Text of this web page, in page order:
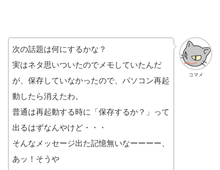
コマメ
次の話題は何にするかな？
実はネタ思いついたのでメモしていたんだ
が、保存していなかったので、パソコン再起
動したら消えたわ。
普通は再起動する時に「保存するか？」って
出るはずなんやけど・・・
そんなメッセージ出た記憶無いなーーーー、
あッ！そうや